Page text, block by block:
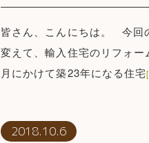
皆さん、こんにちは。 今回
変えて、輸入住宅のリフォ
月にかけて築23年になる住宅
2018.10.6